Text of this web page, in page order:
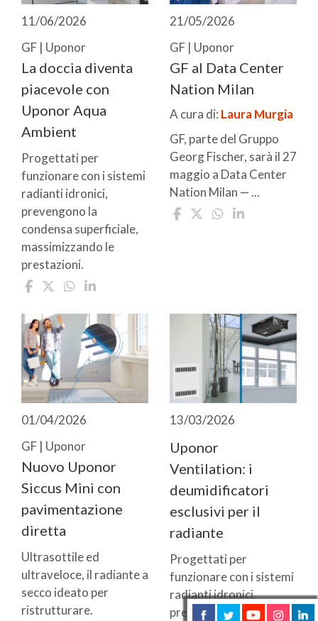
11/06/2026
GF | Uponor
La doccia diventa
piacevole con
Uponor Aqua
Ambient
Progettati per
funzionare con i sistemi
radianti idronici,
prevengono la
condensa superficiale,
massimizzando le
prestazioni.
21/05/2026
GF | Uponor
GF al Data Center
Nation Milan
A cura di: Laura Murgia
GF, parte del Gruppo
Georg Fischer, sarà il 27
maggio a Data Center
Nation Milan — ...
01/04/2026
GF | Uponor
Nuovo Uponor
Siccus Mini con
pavimentazione
diretta
Ultrasottile ed
ultraveloce, il radiante a
secco ideato per
ristrutturare.
13/03/2026
Uponor
Ventilation: i
deumidificatori
esclusivi per il
radiante
Progettati per
funzionare con i sistemi
radianti idronici,
prevengono la